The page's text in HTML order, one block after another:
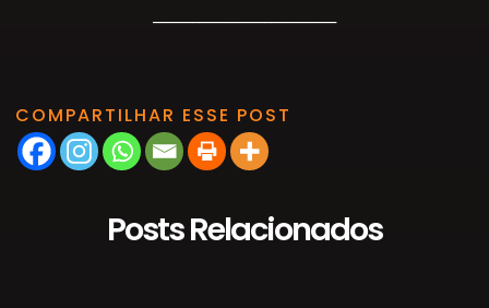
COMPARTILHAR ESSE POST
Posts Relacionados